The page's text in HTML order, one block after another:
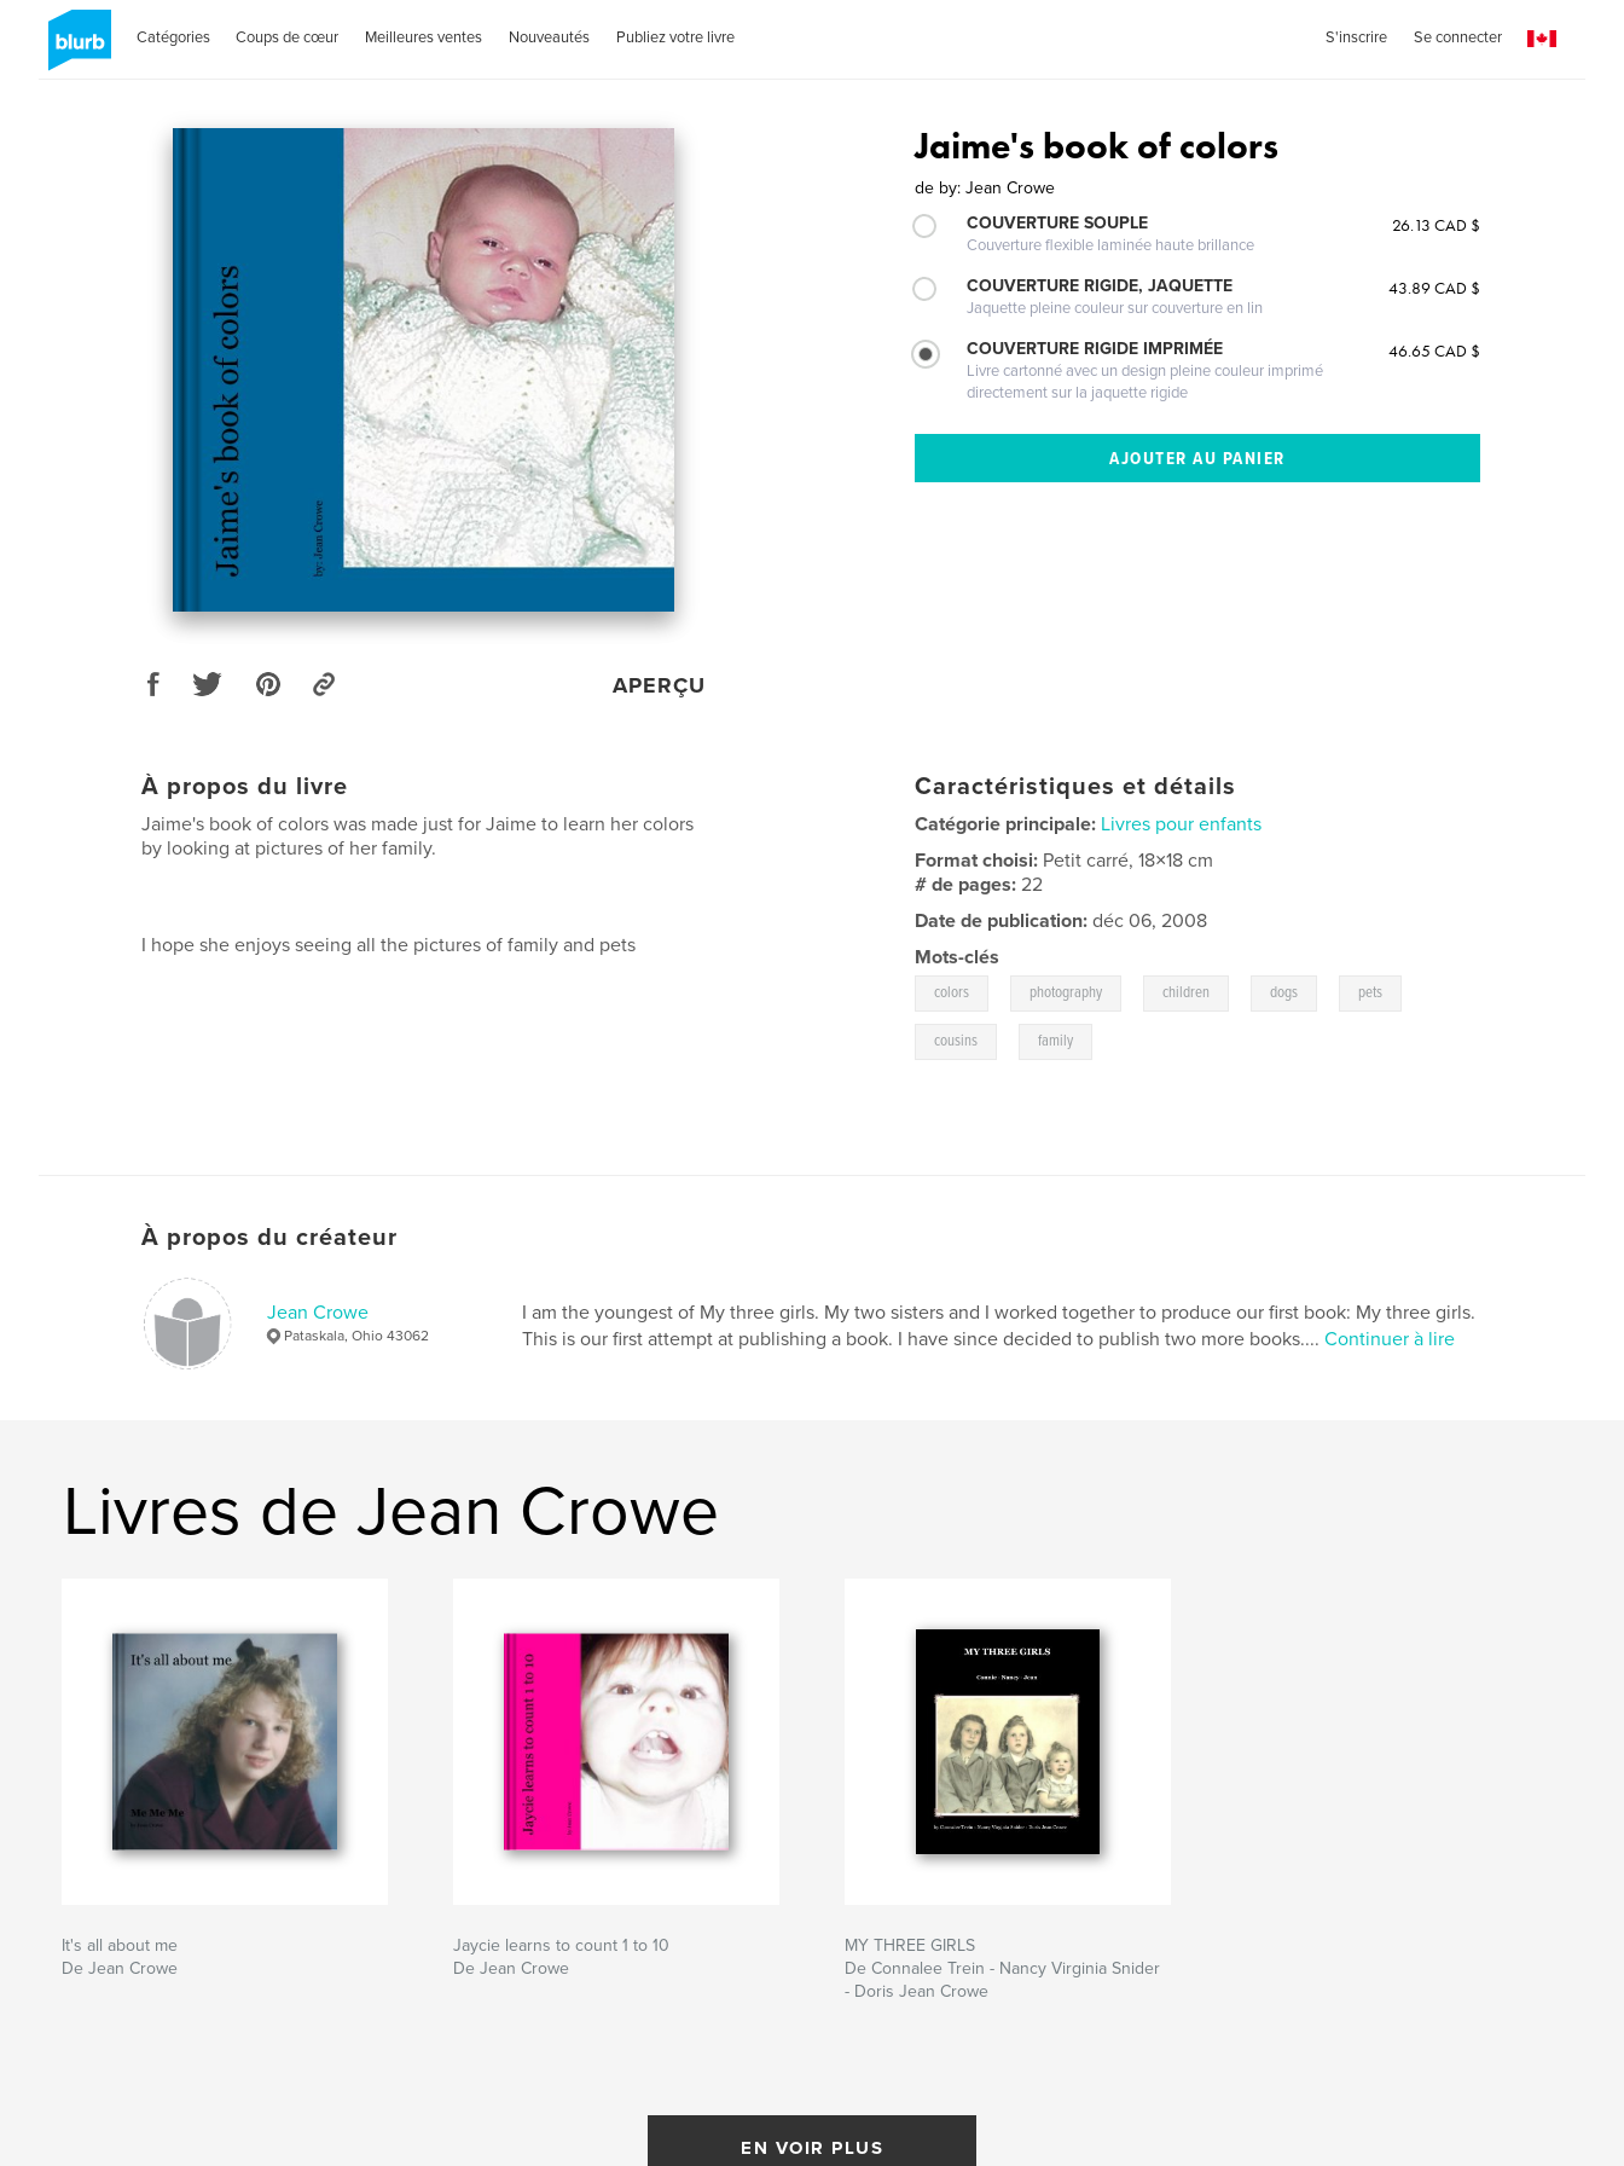
Catégories Coups de cœur Meilleures ventes Nouveautés Publiez votre livre S'inscrire Se connecter
APERÇU
Jaime's book of colors
de by: Jean Crowe
COUVERTURE SOUPLE
Couverture flexible laminée haute brillance
26.13 CAD $
COUVERTURE RIGIDE, JAQUETTE
Jaquette pleine couleur sur couverture en lin
43.89 CAD $
COUVERTURE RIGIDE IMPRIMÉE
Livre cartonné avec un design pleine couleur imprimé
directement sur la jaquette rigide
46.65 CAD $
À propos du livre
Jaime's book of colors was made just for Jaime to learn her colors
by looking at pictures of her family.
I hope she enjoys seeing all the pictures of family and pets
Caractéristiques et détails
Catégorie principale: Livres pour enfants
Format choisi: Petit carré, 18×18 cm
# de pages:22
Date de publication: déc 06, 2008
Mots-clés
colors photography children dogs pets
cousins family
À propos du créateur
Jean Crowe
Pataskala, Ohio 43062
I am the youngest of My three girls. My two sisters and I worked together to produce our first book: My three girls.
This is our first attempt at publishing a book. I have since decided to publish two more books.... Continuer à lire
Livres de Jean Crowe
It's all about me
De Jean Crowe
Jaycie learns to count 1 to 10
De Jean Crowe
MY THREE GIRLS
De Connalee Trein - Nancy Virginia Snider
- Doris Jean Crowe
EN VOIR PLUS